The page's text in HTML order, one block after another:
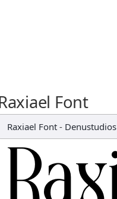
Font
Raxiael Font - Denustudios